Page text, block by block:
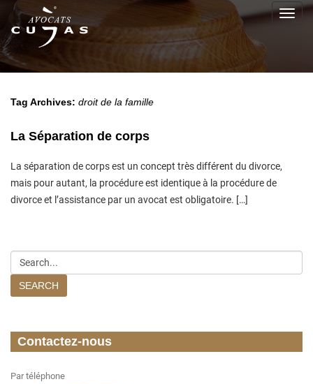
Tag Archives: droit de la famille
La Séparation de corps
La séparation de corps est un concept très différent du divorce,
mais pour autant, la procédure est identique à la procédure de
divorce et l’assistance par un avocat est obligatoire. […]
SEARCH
Contactez-nous
Par téléphone